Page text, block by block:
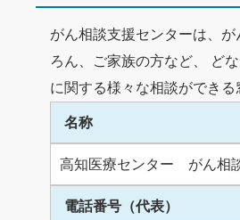
がん相談支援センターは、が
ろん、ご家族の方など、 どな
に関する様々な相談ができる
名称
高知医療センター がん相
電話番号（代表）